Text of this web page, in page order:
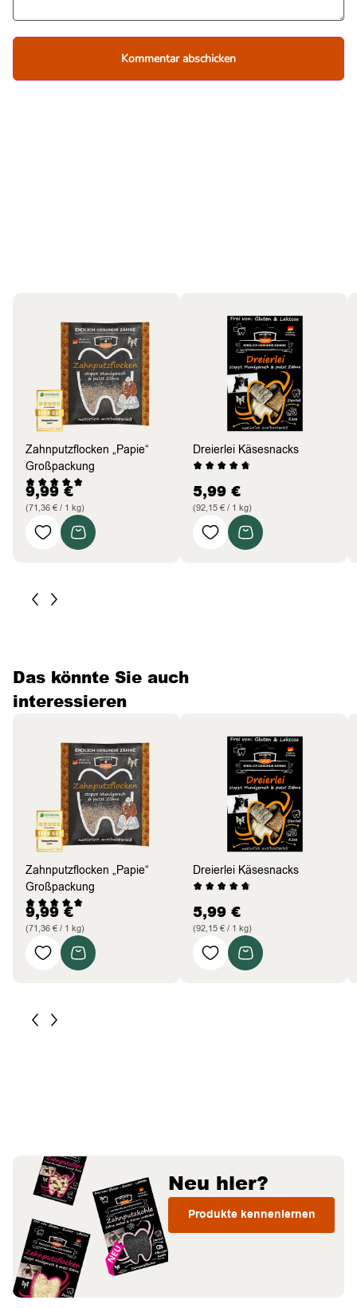
Zahnputzflocken „Papie“
Großpackung
9,99€
(71,36 € / 1 kg)
Dreierlei Käsesnacks
5,99 €
(92,15 € / 1 kg)
Das könnte Sie auch
interessieren
Zahnputzflocken „Papie“
Großpackung
9,99€
(71,36 € / 1 kg)
Dreierlei Käsesnacks
5,99 €
(92,15 € / 1 kg)
Neu hier?
Produkte kennenlernen